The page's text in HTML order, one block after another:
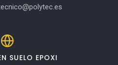
SUELO EPOXI